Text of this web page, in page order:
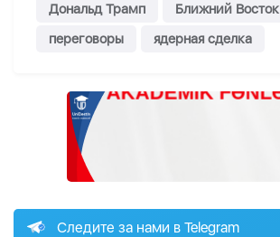
Дональд Трамп
Ближний Восток
переговоры
ядерная сделка
Следите за нами в Telegram